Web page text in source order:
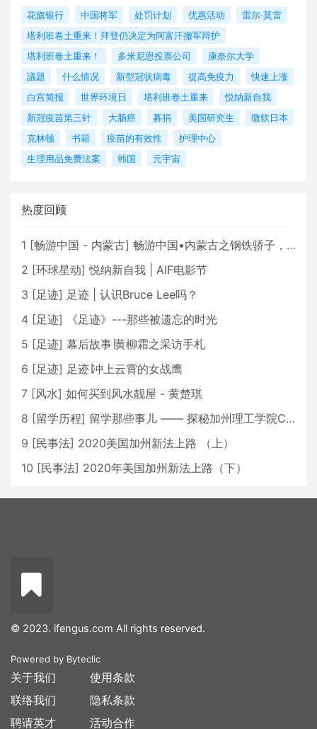
花旗银行 中国将军 处罚计划 优惠活动
雷尔·莫雷
塔利班卷土重来！拜登仍决定为阿富汗撤军辩护
塔利班卷土重来！
多米尼恩投票公司
康奈尔大学
議題
什么情况 新型冠状病毒 提高免疫力
快速上涨
白宫简报
世界环境日 塔利班卷土重来
悦纳新自我
新冠疫苗第三针
大肠癌 募捐 美国研究生
微软日本
克林顿
书籍 疫苗的有效性
护理中心
生理用品免费法案
韩国 元宇宙
热度回顾
1 [畅游中国 - 内蒙古] 畅游中国•内蒙古之钢铁骄子，魅力包头
2 [环球星动] 悦纳新自我 | AIF电影节
3 [足迹] 足迹 | 认识Bruce Lee吗？
4 [足迹]
《足迹》---那些被遗忘的时光
5 [足迹] 幕后故事∣黄柳霜之采访手札
6 [足迹] 足迹∣冲上云霄的女战鹰
7 [风水] 如何买到风水靓屋 - 黄楚琪
8 [留学历程] 留学那些事儿 —— 探秘加州理工学院Caltech博士生活 [上集]
9 [民事法] 2020美国加州新法上路 （上）
10 [民事法] 2020年美国加州新法上路（下）
© 2023. ifengus.com All rights reserved.
Powered by Byteclic
关于我们
联络我们
聘请英才
使用条款
隐私条款
活动合作